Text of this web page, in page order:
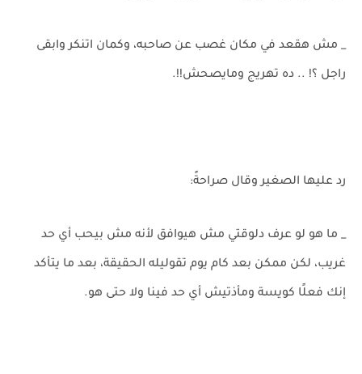
_ مش هقعد في مكان غصب عن صاحبه، وكمان اتنكر وابقى
راجل ؟! .. ده تهريج ومايصحش!!.
رد عليها الصغير وقال صراحةً:
_ ما هو لو عرف دلوقتي مش هيوافق لأنه مش بيحب أي حد
غريب، لكن ممكن بعد كام يوم تقوليله الحقيقة، بعد ما يتأكد
إنك فعلًا كويسة ومأذتيش أي حد فينا ولا حتى هو.